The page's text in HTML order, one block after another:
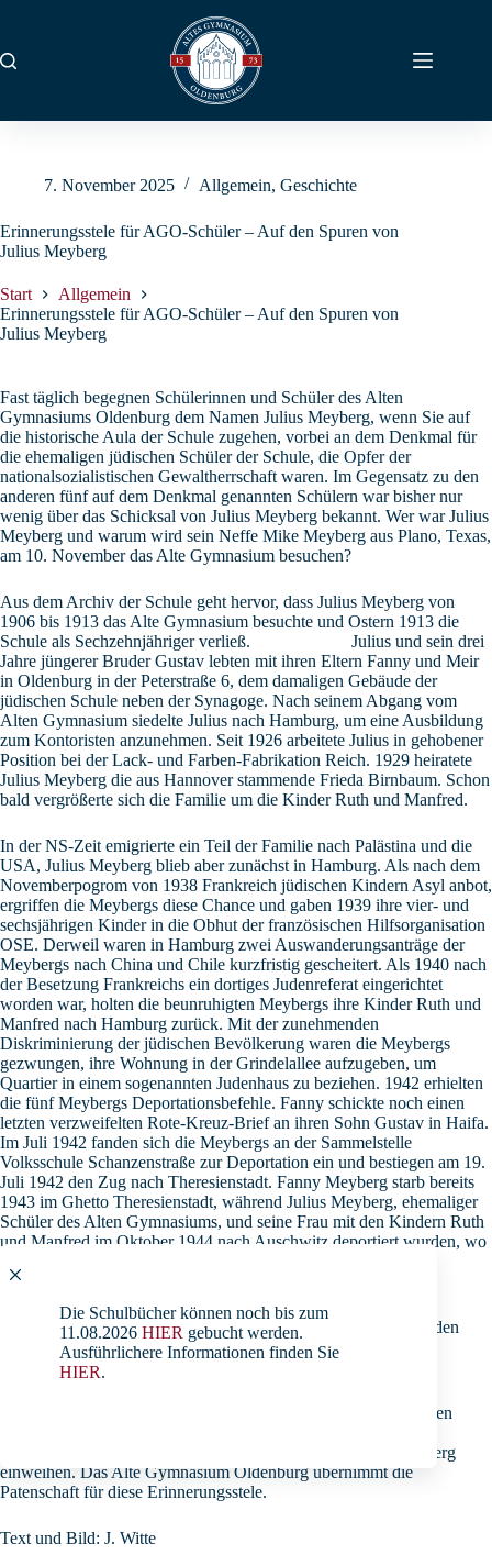
Die Schulbücher können noch bis zum
11.08.2026 HIER gebucht werden.
Ausführlichere Informationen finden Sie
HIER.
7. November 2025 Allgemein, Geschichte
Erinnerungsstele für AGO-Schüler – Auf den Spuren von
Julius Meyberg
Start
Allgemein
Erinnerungsstele für AGO-Schüler – Auf den Spuren von
Julius Meyberg
Fast täglich begegnen Schülerinnen und Schüler des Alten
Gymnasiums Oldenburg dem Namen Julius Meyberg, wenn Sie auf
die historische Aula der Schule zugehen, vorbei an dem Denkmal für
die ehemaligen jüdischen Schüler der Schule, die Opfer der
nationalsozialistischen Gewaltherrschaft waren. Im Gegensatz zu den
anderen fünf auf dem Denkmal genannten Schülern war bisher nur
wenig über das Schicksal von Julius Meyberg bekannt. Wer war Julius
Meyberg und warum wird sein Neffe Mike Meyberg aus Plano, Texas,
am 10. November das Alte Gymnasium besuchen?
Aus dem Archiv der Schule geht hervor, dass Julius Meyberg von
1906 bis 1913 das Alte Gymnasium besuchte und Ostern 1913 die
Schule als Sechzehnjähriger verließ. Julius und sein drei
Jahre jüngerer Bruder Gustav lebten mit ihren Eltern Fanny und Meir
in Oldenburg in der Peterstraße 6, dem damaligen Gebäude der
jüdischen Schule neben der Synagoge. Nach seinem Abgang vom
Alten Gymnasium siedelte Julius nach Hamburg, um eine Ausbildung
zum Kontoristen anzunehmen. Seit 1926 arbeitete Julius in gehobener
Position bei der Lack- und Farben-Fabrikation Reich. 1929 heiratete
Julius Meyberg die aus Hannover stammende Frieda Birnbaum. Schon
bald vergrößerte sich die Familie um die Kinder Ruth und Manfred.
In der NS-Zeit emigrierte ein Teil der Familie nach Palästina und die
USA, Julius Meyberg blieb aber zunächst in Hamburg. Als nach dem
Novemberpogrom von 1938 Frankreich jüdischen Kindern Asyl anbot,
ergriffen die Meybergs diese Chance und gaben 1939 ihre vier- und
sechsjährigen Kinder in die Obhut der französischen Hilfsorganisation
OSE. Derweil waren in Hamburg zwei Auswanderungsanträge der
Meybergs nach China und Chile kurzfristig gescheitert. Als 1940 nach
der Besetzung Frankreichs ein dortiges Judenreferat eingerichtet
worden war, holten die beunruhigten Meybergs ihre Kinder Ruth und
Manfred nach Hamburg zurück. Mit der zunehmenden
Diskriminierung der jüdischen Bevölkerung waren die Meybergs
gezwungen, ihre Wohnung in der Grindelallee aufzugeben, um
Quartier in einem sogenannten Judenhaus zu beziehen. 1942 erhielten
die fünf Meybergs Deportationsbefehle. Fanny schickte noch einen
letzten verzweifelten Rote-Kreuz-Brief an ihren Sohn Gustav in Haifa.
Im Juli 1942 fanden sich die Meybergs an der Sammelstelle
Volksschule Schanzenstraße zur Deportation ein und bestiegen am 19.
Juli 1942 den Zug nach Theresienstadt. Fanny Meyberg starb bereits
1943 im Ghetto Theresienstadt, während Julius Meyberg, ehemaliger
Schüler des Alten Gymnasiums, und seine Frau mit den Kindern Ruth
und Manfred im Oktober 1944 nach Auschwitz deportiert wurden, wo
Auschwitz-Birkenau ermordet wurden.
Zum Jahrestag der Pogromnacht vom 10. November 1938 werden
Mike Meyberg und seine Tochter Linda Ehrengäste der Stadt
Oldenburg und des Alten Gymnasiums sein.
Die Stadt Oldenburg und die Oldenburger Bürgerstiftung werden
Peterstraße 6 eine Erinnerungsstele für Fanny und Julius Meyberg
einweihen. Das Alte Gymnasium Oldenburg übernimmt die
Patenschaft für diese Erinnerungsstele.
Text und Bild: J. Witte